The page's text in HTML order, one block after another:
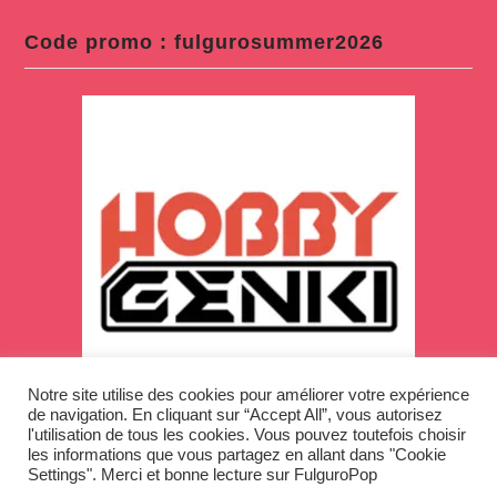
Code promo : fulgurosummer2026
Notre site utilise des cookies pour améliorer votre expérience
de navigation. En cliquant sur “Accept All”, vous autorisez
l'utilisation de tous les cookies. Vous pouvez toutefois choisir
les informations que vous partagez en allant dans "Cookie
Settings". Merci et bonne lecture sur FulguroPop